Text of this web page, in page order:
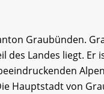
Graubünden.
des Landes liegt.
Hauptstadt von